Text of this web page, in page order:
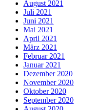
August 2021
Juli 2021
Juni 2021
Mai 2021
April 2021
März 2021
Februar 2021
Januar 2021
Dezember 2020
November 2020
Oktober 2020
September 2020